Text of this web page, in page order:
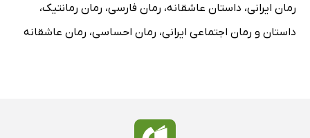
رمان ایرانی، داستان عاشقانه، رمان فارسی، رمان رمانتیک،
داستان و رمان اجتماعی ایرانی، رمان احساسی، رمان عاشقانه